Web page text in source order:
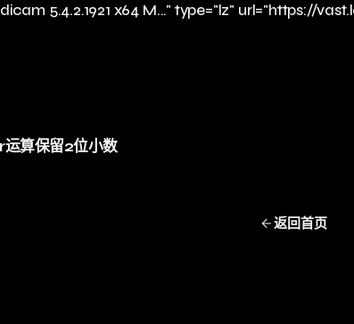
5.4.2.1921 x64 M..." type="lz" url="https://
算保留2位小数
返回首页